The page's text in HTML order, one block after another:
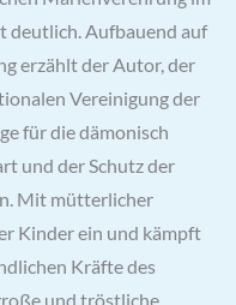
deutlich. Aufbauend auf
erzählt der Autor, der
Vereinigung der
für die dämonisch
und der Schutz der
Mit mütterlicher
Kinder ein und kämpft
Kräfte des
und tröstliche